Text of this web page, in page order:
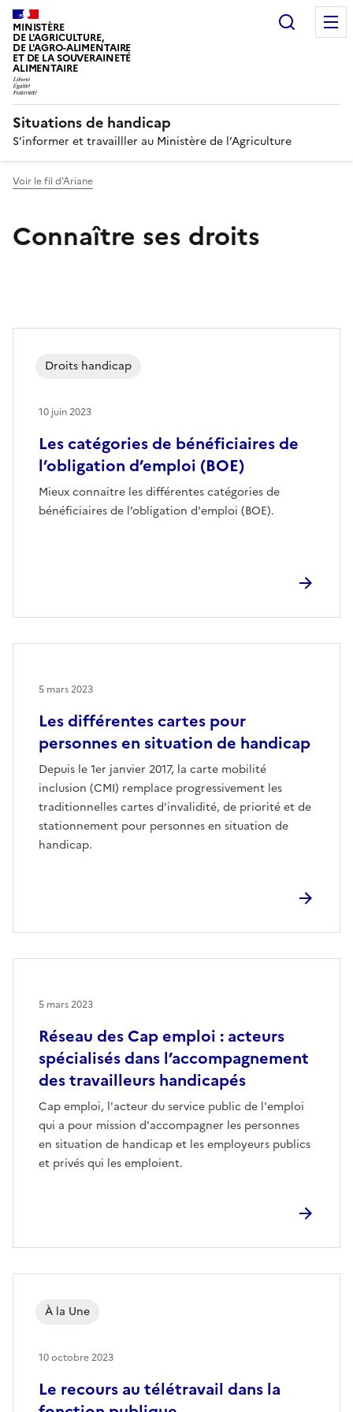
MINISTÈRE
DE L'AGRICULTURE,
DE L'AGRO-ALIMENTAIRE
ET DE LA SOUVERAINETÉ
ALIMENTAIRE
Situations de handicap
S’informer et travailller au Ministère de l’Agriculture
Voir le fil d'Ariane
Connaître ses droits
Les catégories de bénéficiaires de
l’obligation d’emploi (BOE)
Mieux connaitre les différentes catégories de
bénéficiaires de l’obligation d'emploi (BOE).
Droits handicap
10 juin 2023
Les différentes cartes pour
personnes en situation de handicap
Depuis le 1er janvier 2017, la carte mobilité
inclusion (CMI) remplace progressivement les
traditionnelles cartes d’invalidité, de priorité et de
stationnement pour personnes en situation de
handicap.
5 mars 2023
Réseau des Cap emploi : acteurs
spécialisés dans l’accompagnement
des travailleurs handicapés
Cap emploi, l'acteur du service public de l'emploi
qui a pour mission d'accompagner les personnes
en situation de handicap et les employeurs publics
et privés qui les emploient.
5 mars 2023
Le recours au télétravail dans la
À la Une
10 octobre 2023